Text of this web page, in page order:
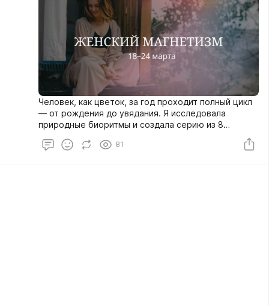
Человек, как цветок, за год проходит полный цикл
— от рождения до увядания. Я исследовала
природные биоритмы и создала серию из 8
практикумов для более глубокой работы над
собой.
81